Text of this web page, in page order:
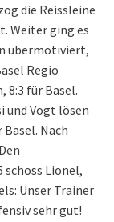
die Reissleine
Weiter ging es
übermotiviert,
Regio
8:3 für Basel.
und Vogt lösen
Basel. Nach
schoss Lionel,
Unser Trainer
sehr gut!